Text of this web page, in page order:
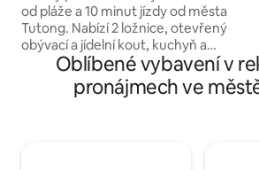
od pláže a 10 minut jízdy od města
Tutong. Nabízí 2 ložnice, otevřený
obývací a jídelní kout, kuchyň a
koupelnu. Vybavení: • Wifi zdarma
a klimatizace • Pračka a sušák • Ručníky,
šampon a tělové mýdlo • Bezplatné
Oblíbené vybavení v
pronájmech ve